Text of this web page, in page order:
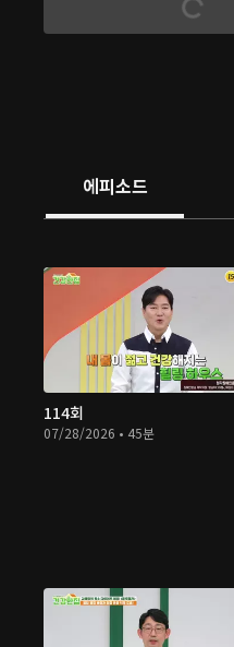
에피소드
114회
07/28/2026 • 45분